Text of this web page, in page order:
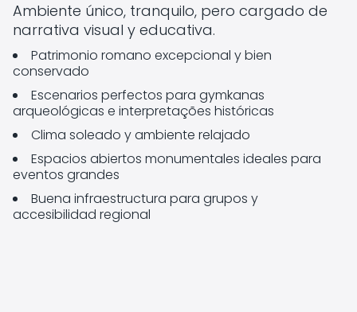
Ambiente único, tranquilo, pero cargado de
narrativa visual y educativa.
Patrimonio romano excepcional y bien
conservado
Escenarios perfectos para gymkanas
arqueológicas e interpretações históricas
Clima soleado y ambiente relajado
Espacios abiertos monumentales ideales para
eventos grandes
Buena infraestructura para grupos y
accesibilidad regional